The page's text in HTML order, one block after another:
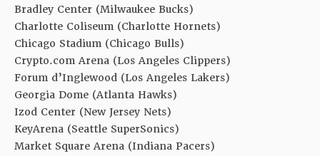
Bradley Center (Milwaukee Bucks)
Charlotte Coliseum (Charlotte Hornets)
Chicago Stadium (Chicago Bulls)
Crypto.com Arena (Los Angeles Clippers)
Forum d’Inglewood (Los Angeles Lakers)
Georgia Dome (Atlanta Hawks)
Izod Center (New Jersey Nets)
KeyArena (Seattle SuperSonics)
Market Square Arena (Indiana Pacers)